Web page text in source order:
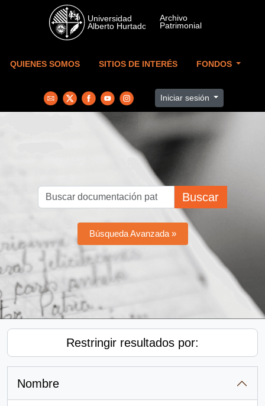
Skip to main content
QUIENES SOMOS SITIOS DE INTERÉS FONDOS
Iniciar sesión
Buscar
Búsqueda Avanzada »
Restringir resultados por:
Nombre